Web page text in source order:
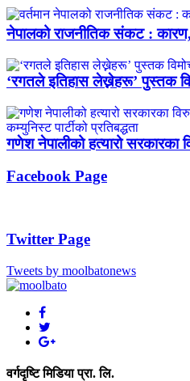
नेपालको राजनीतिक संकट :
‘रगतले इतिहास लेख्नेहरू’ पुस्तक
गणेश नेपालीको हत्यारो सरकारका
Facebook Page
Twitter Page
Tweets by moolbatonews
वर्गदृष्टि मिडिया प्रा. लि.